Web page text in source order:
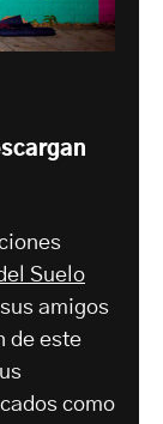
Suelo
amigos
de este
como